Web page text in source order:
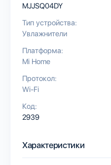
MJJSQ04DY
Тип устройства:
Увлажнители
Платформа:
Mi Home
Протокол:
Wi-Fi
Код:
2939
Характеристики